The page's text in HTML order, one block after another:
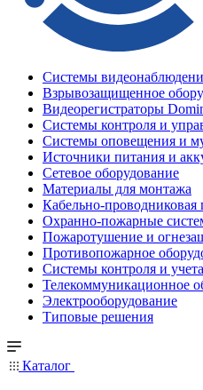
Системы
Взрывозащищенное
Видеорегистраторы
Системы контроля и
Системы оповещения и
Источники питания и
Сетевое оборудование
Материалы для монтажа
Кабельно-проводниковая
Охранно-пожарные
Пожаротушение и
Противопожарное
Системы контроля и
Телекоммуникационное
Электрооборудование
Типовые решения
Каталог